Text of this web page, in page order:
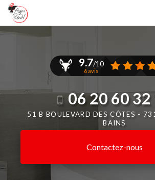
Aller
contenu
9.7/10
6 avis
06 20 60 32
51 B BOULEVARD DES CÔTES -
BAINS
Contactez-nous